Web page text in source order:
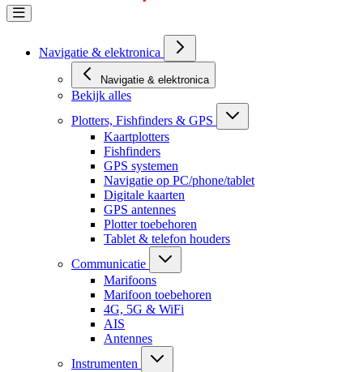
Navigatie & elektronica
Navigatie & elektronica
Bekijk alles
Plotters, Fishfinders & GPS
Kaartplotters
Fishfinders
GPS systemen
Navigatie op PC/phone/tablet
Digitale kaarten
GPS antennes
Plotter toebehoren
Tablet & telefon houders
Communicatie
Marifoons
Marifoon toebehoren
4G, 5G & WiFi
AIS
Antennes
Instrumenten